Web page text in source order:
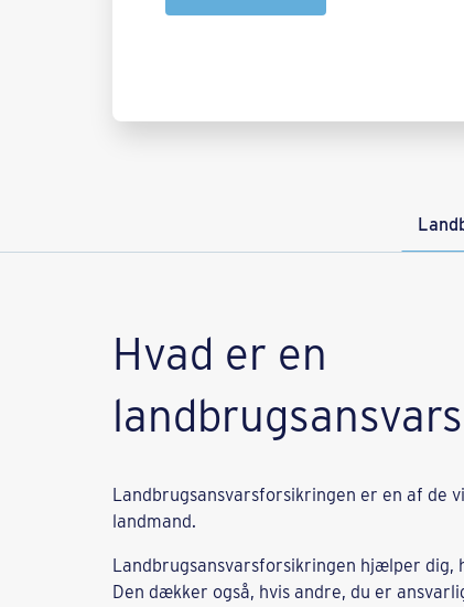
Hvad er en
Landbrugsansvarsforsikringen er en af de
landmand.
Landbrugsansvarsforsikringen hjælper dig,
Den dækker også, hvis andre, du er